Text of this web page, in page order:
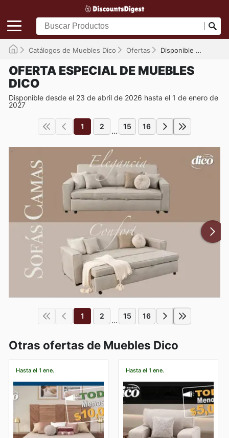
Catálogos de Muebles Dico Ofertas Disponible hasta el 01/01/2027
OFERTA ESPECIAL DE MUEBLES
DICO
Disponible desde el 23 de abril de 2026 hasta el 1 de enero de
2027
1 2 ... 15 16
1 2 ... 15 16
Otras ofertas de Muebles Dico
Hasta el 1 ene. Hasta el 1 ene.